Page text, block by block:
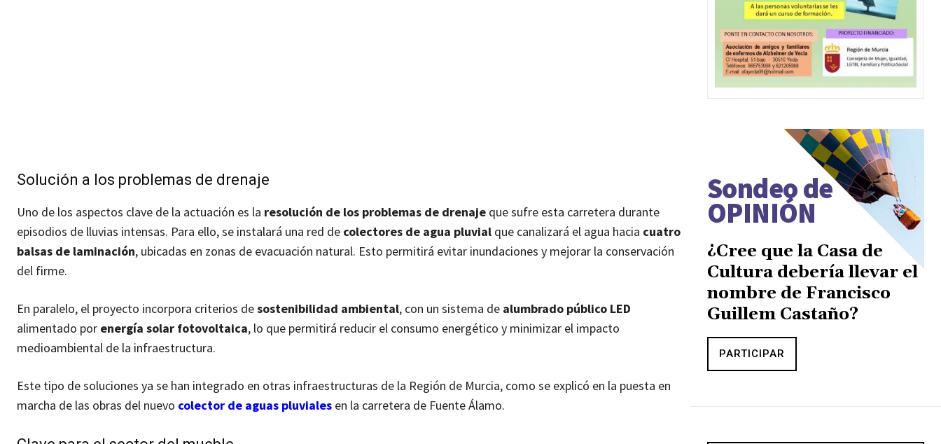
Solución a los problemas de drenaje
Uno de los aspectos clave de la actuación es la resolución de los problemas de drenaje que sufre esta carretera durante
episodios de lluvias intensas. Para ello, se instalará una red de colectores de agua pluvial que canalizará el agua hacia cuatro
balsas de laminación, ubicadas en zonas de evacuación natural. Esto permitirá evitar inundaciones y mejorar la conservación
del firme.
En paralelo, el proyecto incorpora criterios desostenibilidad ambiental, con un sistema de alumbrado público LED
alimentado por energía solar fotovoltaica, lo que permitirá reducir el consumo energético y minimizar el impacto
medioambiental de la infraestructura.
Este tipo de soluciones ya se han integrado en otras infraestructuras de la Región de Murcia, como se explicó en la puesta en
marcha de las obras del nuevo colector de aguas pluviales en la carretera de Fuente Álamo.
Sondeo de
OPINIÓN
¿Cree que la Casa de
Cultura debería llevar el
nombre de Francisco
Guillem Castaño?
PARTICIPAR